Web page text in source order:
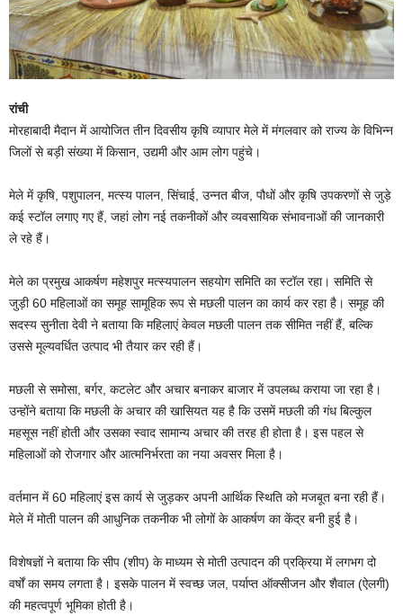
रांची
मोरहाबादी मैदान में आयोजित तीन दिवसीय कृषि व्यापार मेले में मंगलवार को राज्य के विभिन्न
जिलों से बड़ी संख्या में किसान, उद्यमी और आम लोग पहुंचे।
मेले में कृषि, पशुपालन, मत्स्य पालन, सिंचाई, उन्नत बीज, पौधों और कृषि उपकरणों से जुड़े
कई स्टॉल लगाए गए हैं, जहां लोग नई तकनीकों और व्यवसायिक संभावनाओं की जानकारी
ले रहे हैं।
मेले का प्रमुख आकर्षण महेशपुर मत्स्यपालन सहयोग समिति का स्टॉल रहा। समिति से
जुड़ी 60 महिलाओं का समूह सामूहिक रूप से मछली पालन का कार्य कर रहा है। समूह की
सदस्य सुनीता देवी ने बताया कि महिलाएं केवल मछली पालन तक सीमित नहीं हैं, बल्कि
उससे मूल्यवर्धित उत्पाद भी तैयार कर रही हैं।
मछली से समोसा, बर्गर, कटलेट और अचार बनाकर बाजार में उपलब्ध कराया जा रहा है।
उन्होंने बताया कि मछली के अचार की खासियत यह है कि उसमें मछली की गंध बिल्कुल
महसूस नहीं होती और उसका स्वाद सामान्य अचार की तरह ही होता है। इस पहल से
महिलाओं को रोजगार और आत्मनिर्भरता का नया अवसर मिला है।
वर्तमान में 60 महिलाएं इस कार्य से जुड़कर अपनी आर्थिक स्थिति को मजबूत बना रही हैं।
मेले में मोती पालन की आधुनिक तकनीक भी लोगों के आकर्षण का केंद्र बनी हुई है।
विशेषज्ञों ने बताया कि सीप (शीप) के माध्यम से मोती उत्पादन की प्रक्रिया में लगभग दो
वर्षों का समय लगता है। इसके पालन में स्वच्छ जल, पर्याप्त ऑक्सीजन और शैवाल (ऐलगी)
की महत्वपूर्ण भूमिका होती है।